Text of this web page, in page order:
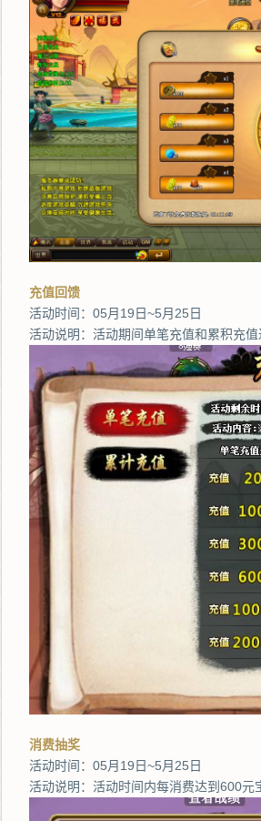
页游网
腾讯游戏 新浪游戏
新浪页游 网易游戏
多玩
pcgame 中华网
Cwan
游一游
游侠网页游戏 40407
5617网游网 一游网
开服网
斗蟹网页游戏 游戏观察
4q5q游戏
充值回馈
活动时间：05月19日~5月25日
活动说明：活动期间单笔充值和累积充
消费抽奖
活动时间：05月19日~5月25日
活动说明：活动时间内每消费达到600元